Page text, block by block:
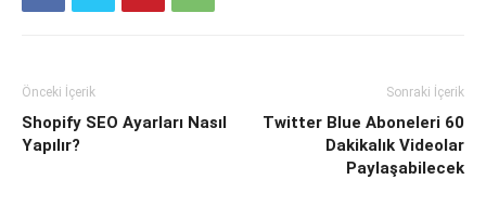
Önceki İçerik
Shopify SEO Ayarları Nasıl
Yapılır?
Sonraki İçerik
Twitter Blue Aboneleri 60
Dakikalık Videolar
Paylaşabilecek